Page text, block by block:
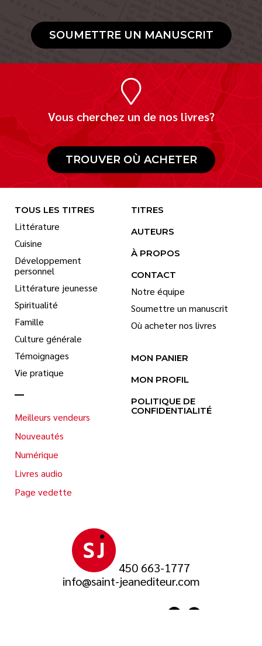
SOUMETTRE UN MANUSCRIT
Vous cherchez un de nos livres?
TROUVER OÙ ACHETER
450 663-1777
info@saint-jeanediteur.com
TOUS LES TITRES
Littérature
Cuisine
Développement
personnel
Littérature jeunesse
Spiritualité
Famille
Culture générale
Témoignages
Vie pratique
Meilleurs vendeurs
Nouveautés
Numérique
Livres audio
Page vedette
TITRES
AUTEURS
À PROPOS
CONTACT
Notre équipe
Soumettre un manuscrit
Où acheter nos livres
MON PANIER
MON PROFIL
POLITIQUE DE
CONFIDENTIALITÉ